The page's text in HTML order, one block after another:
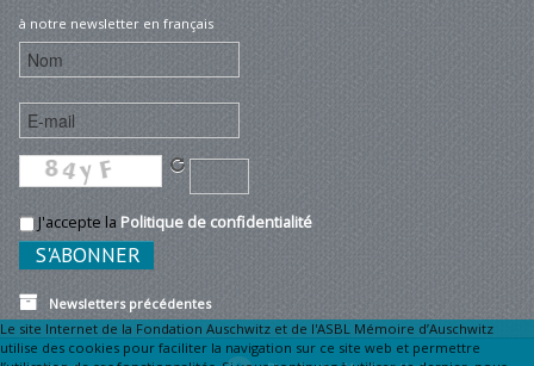
à notre newsletter en français
J'accepte la Politique de confidentialité
Newsletters précédentes
Le site Internet de la Fondation Auschwitz et de l'ASBL Mémoire d’Auschwitz
utilise des cookies pour faciliter la navigation sur ce site web et permettre